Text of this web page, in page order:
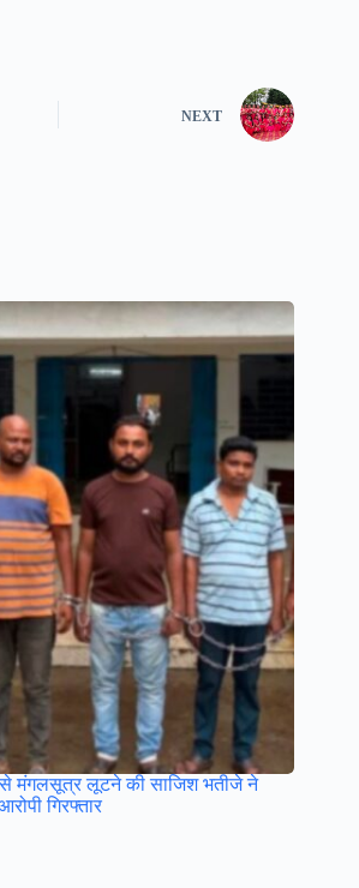
NEXT
से मंगलसूत्र लूटने की साजिश भतीजे ने
गिरफ्तार